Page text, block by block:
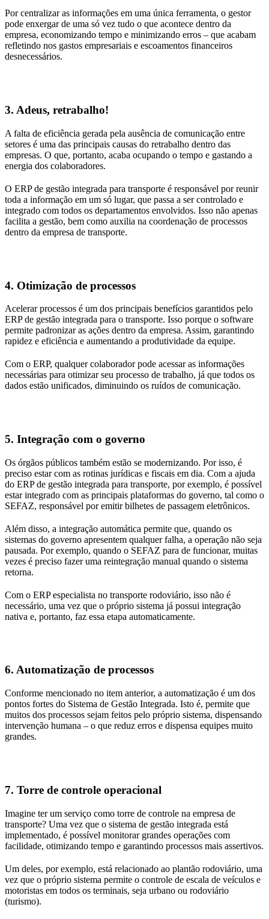
Por centralizar as informações em uma única ferramenta, o gestor
pode enxergar de uma só vez tudo o que acontece dentro da
empresa, economizando tempo e minimizando erros – que acabam
refletindo nos gastos empresariais e escoamentos financeiros
desnecessários.
3. Adeus, retrabalho!
A falta de eficiência gerada pela ausência de comunicação entre
setores é uma das principais causas do retrabalho dentro das
empresas. O que, portanto, acaba ocupando o tempo e gastando a
energia dos colaboradores.
O ERP de gestão integrada para transporte é responsável por reunir
toda a informação em um só lugar, que passa a ser controlado e
integrado com todos os departamentos envolvidos. Isso não apenas
facilita a gestão, bem como auxilia na coordenação de processos
dentro da empresa de transporte.
4. Otimização de processos
Acelerar processos é um dos principais benefícios garantidos pelo
ERP de gestão integrada para o transporte. Isso porque o software
permite padronizar as ações dentro da empresa. Assim, garantindo
rapidez e eficiência e aumentando a produtividade da equipe.
Com o ERP, qualquer colaborador pode acessar as informações
necessárias para otimizar seu processo de trabalho, já que todos os
dados estão unificados, diminuindo os ruídos de comunicação.
5. Integração com o governo
Os órgãos públicos também estão se modernizando. Por isso, é
preciso estar com as rotinas jurídicas e fiscais em dia. Com a ajuda
do ERP de gestão integrada para transporte, por exemplo, é possível
estar integrado com as principais plataformas do governo, tal como o
SEFAZ, responsável por emitir bilhetes de passagem eletrônicos.
Além disso, a integração automática permite que, quando os
sistemas do governo apresentem qualquer falha, a operação não seja
pausada. Por exemplo, quando o SEFAZ para de funcionar, muitas
vezes é preciso fazer uma reintegração manual quando o sistema
retorna.
Com o ERP especialista no transporte rodoviário, isso não é
necessário, uma vez que o próprio sistema já possui integração
nativa e, portanto, faz essa etapa automaticamente.
6. Automatização de processos
Conforme mencionado no item anterior, a automatização é um dos
pontos fortes do Sistema de Gestão Integrada. Isto é, permite que
muitos dos processos sejam feitos pelo próprio sistema, dispensando
intervenção humana – o que reduz erros e dispensa equipes muito
grandes.
7. Torre de controle operacional
Imagine ter um serviço como torre de controle na empresa de
transporte? Uma vez que o sistema de gestão integrada está
implementado, é possível monitorar grandes operações com
facilidade, otimizando tempo e garantindo processos mais assertivos.
Um deles, por exemplo, está relacionado ao plantão rodoviário, uma
vez que o próprio sistema permite o controle de escala de veículos e
motoristas em todos os terminais, seja urbano ou rodoviário
(turismo).